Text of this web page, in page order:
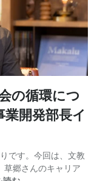
の循環につ
開発部長イ
です。今回は、文教
草郷さんのキャリア